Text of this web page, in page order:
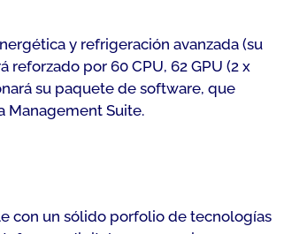
y refrigeración avanzada (su
por 60 CPU, 62 GPU (2 x
su paquete de software, que
Management Suite.
con un sólido porfolio de tecnologías